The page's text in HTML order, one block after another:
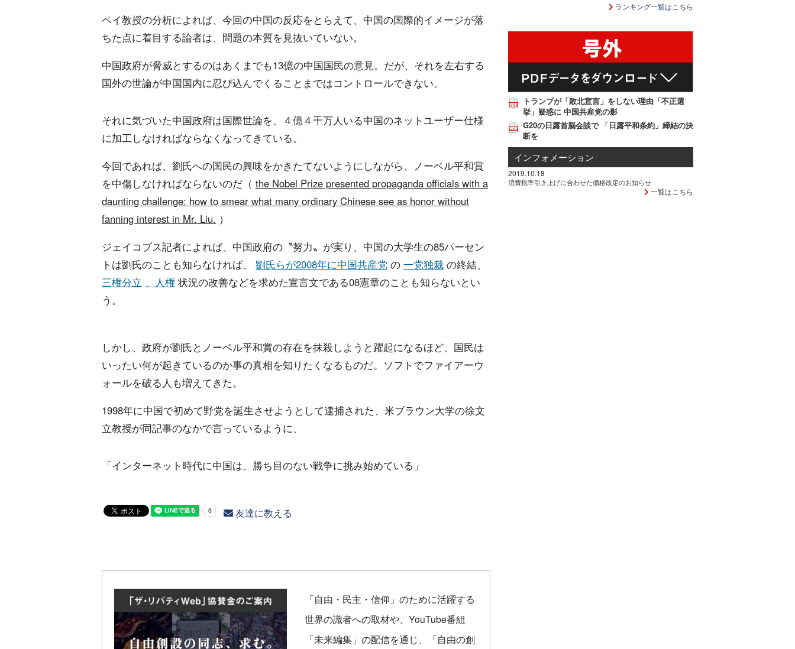
ペイ教授の分析によれば、今回の中国の反応をとらえて、中国の国際的イメージが落
ちた点に着目する論者は、問題の本質を見抜いていない。
中国政府が脅威とするのはあくまでも13億の中国国民の意見。だが、それを左右する
国外の世論が中国国内に忍び込んでくることまではコントロールできない。
それに気づいた中国政府は国際世論を、４億４千万人いる中国のネットユーザー仕様
に加工しなければならなくなってきている。
今回であれば、劉氏への国民の興味をかきたてないようにしながら、ノーベル平和賞
を中傷しなければならないのだ（ the Nobel Prize presented propaganda officials with a
daunting challenge: how to smear what many ordinary Chinese see as honor without
fanning interest in Mr. Liu. ）
ジェイコブス記者によれば、中国政府の〝努力〟が実り、中国の大学生の85パーセン
トは劉氏のことも知らなければ、 劉氏らが2008年に中国共産党 の 一党独裁 の終結、
三権分立 、人権 状況の改善などを求めた宣言文である08憲章のことも知らないとい
う。
しかし、政府が劉氏とノーベル平和賞の存在を抹殺しようと躍起になるほど、国民は
いったい何が起きているのか事の真相を知りたくなるものだ。ソフトでファイアーウ
ォールを破る人も増えてきた。
1998年に中国で初めて野党を誕生させようとして逮捕された、米ブラウン大学の徐文
立教授が同記事のなかで言っているように、
「インターネット時代に中国は、勝ち目のない戦争に挑み始めている」
友達に教える
「自由・民主・信仰」のために活躍する
世界の識者への取材や、YouTube番組
「未来編集」の配信を通じ、「自由の創
ランキング一覧はこちら
トランプが「敗北宣言」をしない理由「不正選
挙」疑惑に 中国共産党の影
G20の日露首脳会談で 「日露平和条約」締結の決
断を
インフォメーション
2019.10.18
消費税率引き上げに合わせた価格改定のお知らせ
一覧はこちら